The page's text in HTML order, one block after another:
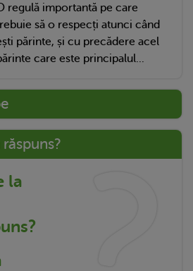
regulă importantă pe care
să o respecți atunci când
părinte, și cu precădere acel
care este principalul...
la